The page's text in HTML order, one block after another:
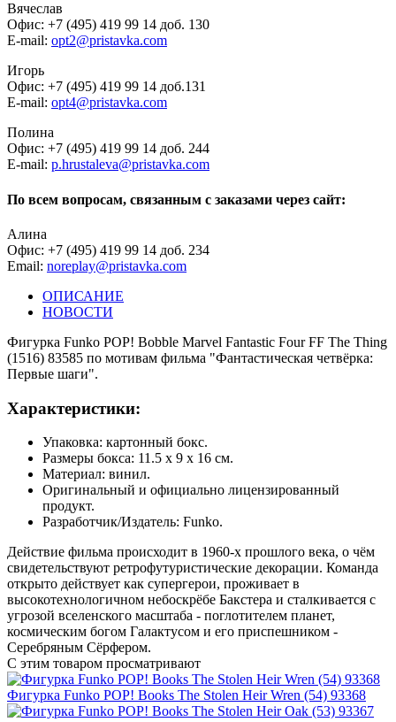
Вячеслав
Офис: +7 (495) 419 99 14 доб. 130
E-mail: opt2@pristavka.com
Игорь
Офис: +7 (495) 419 99 14 доб.131
E-mail: opt4@pristavka.com
Полина
Офис: +7 (495) 419 99 14 доб. 244
E-mail: p.hrustaleva@pristavka.com
По всем вопросам, связанным с заказами через сайт:
Алина
Офис: +7 (495) 419 99 14 доб. 234
Email: noreplay@pristavka.com
ОПИСАНИЕ
НОВОСТИ
Фигурка Funko POP! Bobble Marvel Fantastic Four FF The Thing
(1516) 83585 по мотивам фильма "Фантастическая четвёрка:
Первые шаги".
Характеристики:
Упаковка: картонный бокс.
Размеры бокса: 11.5 х 9 х 16 см.
Материал: винил.
Оригинальный и официально лицензированный
продукт.
Разработчик/Издатель: Funko.
Действие фильма происходит в 1960-х прошлого века, о чём
свидетельствуют ретрофутуристические декорации. Команда
открыто действует как супергерои, проживает в
высокотехнологичном небоскрёбе Бакстера и сталкивается с
угрозой вселенского масштаба - поглотителем планет,
космическим богом Галактусом и его приспешником -
Серебряным Сёрфером.
С этим товаром просматривают
Фигурка Funko POP! Books The Stolen Heir Wren (54) 93368